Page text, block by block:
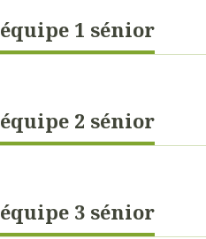
équipe 1 sénior
équipe 2 sénior
équipe 3 sénior